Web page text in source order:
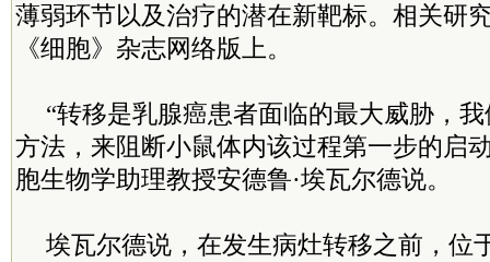
薄弱环节以及治疗的潜在新靶标。相关研
《细胞》杂志网络版上。
“转移是乳腺癌患者面临的最大威胁，
方法，来阻断小鼠体内该过程第一步的启
胞生物学助理教授安德鲁·埃瓦尔德说。
埃瓦尔德说，在发生病灶转移之前，位